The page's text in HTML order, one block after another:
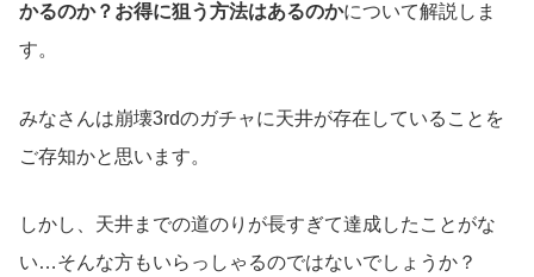
かるのか？お得に狙う方法はあるのかについて解説しま
す。
みなさんは崩壊3rdのガチャに天井が存在していることを
ご存知かと思います。
しかし、天井までの道のりが長すぎて達成したことがな
い…そんな方もいらっしゃるのではないでしょうか？